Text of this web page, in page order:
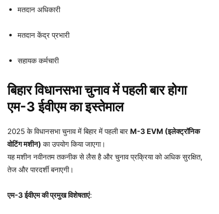
मतदान अधिकारी
मतदान केंद्र प्रभारी
सहायक कर्मचारी
बिहार विधानसभा चुनाव में पहली बार होगा
एम-3 ईवीएम का इस्तेमाल
2025 के विधानसभा चुनाव में बिहार में पहली बार M-3 EVM (इलेक्ट्रॉनिक
वोटिंग मशीन) का उपयोग किया जाएगा।
यह मशीन नवीनतम तकनीक से लैस है और चुनाव प्रक्रिया को अधिक सुरक्षित,
तेज और पारदर्शी बनाएगी।
एम-3 ईवीएम की प्रमुख विशेषताएं: